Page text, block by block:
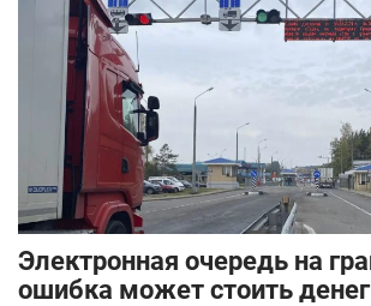
Электронная очередь на
ошибка может стоить денег